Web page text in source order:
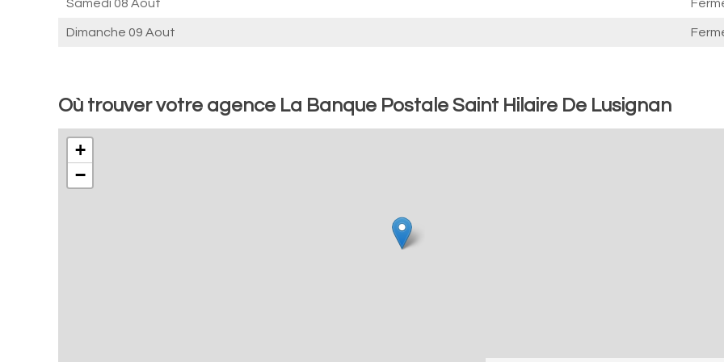
Samedi 08 Aout
Dimanche 09 Aout
Où trouver votre agence La Banque Postale Saint Hilaire De Lusignan
+
−